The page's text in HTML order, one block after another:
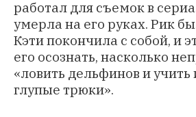
работал для съемок в
умерла на его руках. Рик
Кэти покончила с собой, и
его осознать, насколько
«ловить дельфинов и учить
глупые трюки».